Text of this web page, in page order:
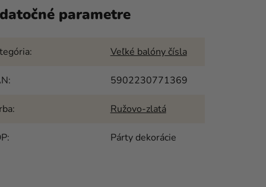
parametre
: Veľké balóny čísla
: 5902230771369
: Ružovo-zlatá
: Párty dekorácie